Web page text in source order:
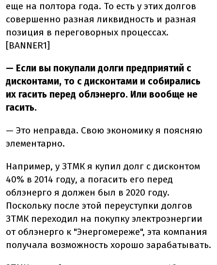
еще на полтора года. То есть у этих долгов
совершенно разная ликвидность и разная
позиция в переговорных процессах.
[BANNER1]
— Если вы покупали долги предприятий с
дисконтами, то с дисконтами и собирались
их гасить перед облэнерго. Или вообще не
гасить.
— Это неправда. Свою экономику я поясняю
элементарно.
Например, у ЗТМК я купил долг с дисконтом
40% в 2014 году, а погасить его перед
облэнерго я должен был в 2020 году.
Поскольку после этой переуступки долгов
ЗТМК переходил на покупку электроэнергии
от облэнерго к "Энергомереже", эта компания
получала возможность хорошо зарабатывать.